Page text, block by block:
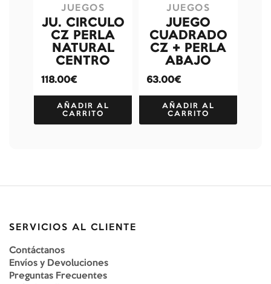
JUEGOS
JU. CIRCULO
CZ PERLA
NATURAL
CENTRO
118.00€
AÑADIR AL
CARRITO
JUEGOS
JUEGO
CUADRADO
CZ + PERLA
ABAJO
63.00€
AÑADIR AL
CARRITO
SERVICIOS AL CLIENTE
Contáctanos
Envíos y Devoluciones
Preguntas Frecuentes